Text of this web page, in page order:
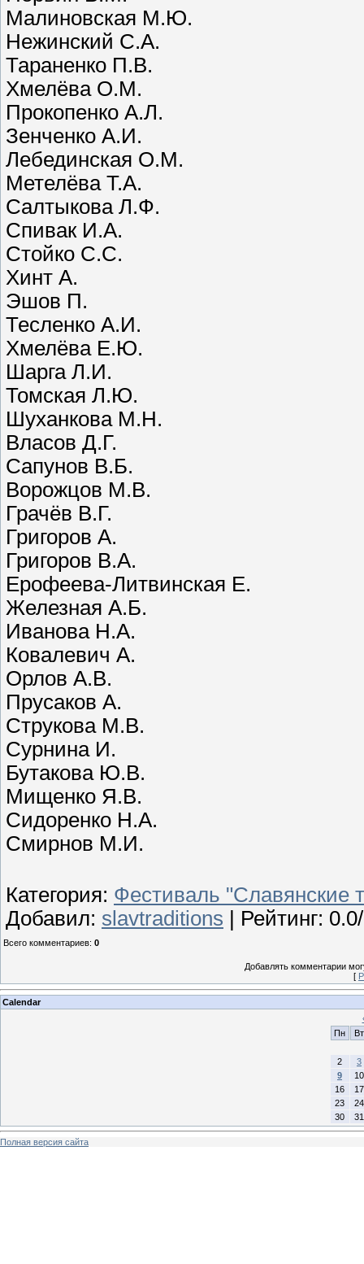
Малиновская М.Ю.
Нежинский С.А.
Тараненко П.В.
Хмелёва О.М.
Прокопенко А.Л.
Зенченко А.И.
Лебединская О.М.
Метелёва Т.А.
Салтыкова Л.Ф.
Спивак И.А.
Стойко С.С.
Хинт А.
Эшов П.
Тесленко А.И.
Хмелёва Е.Ю.
Шарга Л.И.
Томская Л.Ю.
Шуханкова М.Н.
Власов Д.Г.
Сапунов В.Б.
Ворожцов М.В.
Грачёв В.Г.
Григоров А.
Григоров В.А.
Ерофеева-Литвинская Е.
Железная А.Б.
Иванова Н.А.
Ковалевич А.
Орлов А.В.
Прусаков А.
Струкова М.В.
Сурнина И.
Бутакова Ю.В.
Мищенко Я.В.
Сидоренко Н.А.
Смирнов М.И.
Категория: Фестиваль "Славянские
Добавил: slavtraditions Рейтинг: 0.0/
Всего комментариев: 0
Добавлять комментарии
[
Calendar
Пн
Вт
2
3
9
10
16
17
23
24
30
31
Полная версия сайта